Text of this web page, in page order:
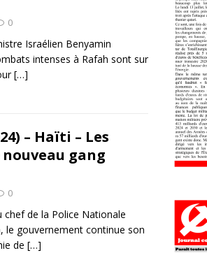
0
Israélien Benyamin
intenses à Rafah sont sur
[…]
– Haïti – Les
gang
0
chef de la Police Nationale
le gouvernement continue son
de […]